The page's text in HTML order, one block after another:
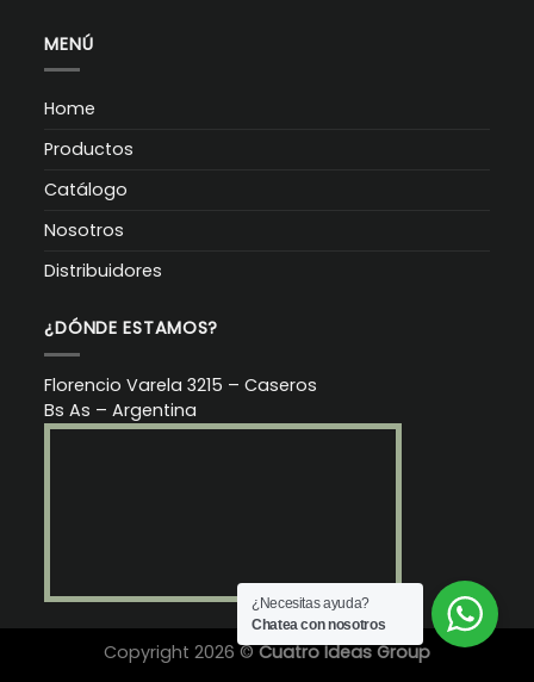
MENÚ
Home
Productos
Catálogo
Nosotros
Distribuidores
¿DÓNDE ESTAMOS?
Florencio Varela 3215 – Caseros
Bs As – Argentina
Copyright 2026 ©Cuatro Ideas Group
¿Necesitas ayuda?
Chatea con nosotros